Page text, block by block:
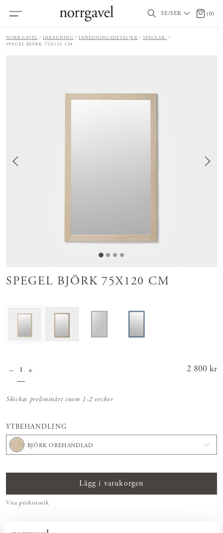
SE/SEK 0 (0)
NORRGAVEL INREDNING INREDNINGSDETALJER
SPEGLAR
SPEGEL BJÖRK 75X120 CM
SPEGEL BJÖRK 75X120 CM
Pris:
2 800 kr
Skickas preliminärt inom 1-2 veckor
YTBEHANDLING
BJÖRK OBEHANDLAD
Lägg i varukorgen
Visa prishistorik
MONTERINGSTJÄNST